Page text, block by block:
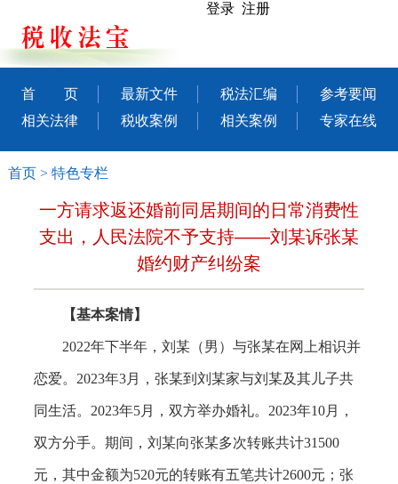
登录 注册
首 页 最新文件 税法汇编
参考要闻
相关法律
税收案例 相关案例 专家在线
首页> 特色专栏
一方请求返还婚前同居期间的日常消费性
支出，人民法院不予支持——刘某诉张某
婚约财产纠纷案
【基本案情】
2022年下半年，刘某（男）与张某在网上相识并
恋爱。2023年3月，张某到刘某家与刘某及其儿子共
同生活。2023年5月，双方举办婚礼。2023年10月，
双方分手。期间，刘某向张某多次转账共计31500
元，其中金额为520元的转账有五笔共计2600元；张